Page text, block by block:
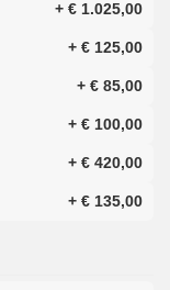
+ € 1.025,00
+ € 125,00
+ € 85,00
+ € 100,00
+ € 420,00
+ € 135,00